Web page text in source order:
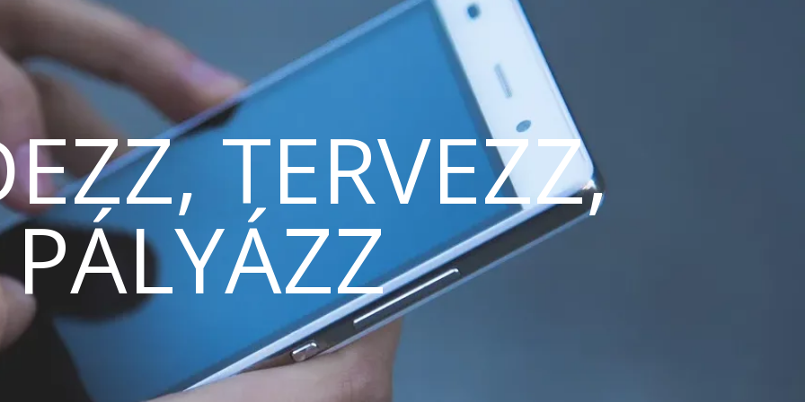
TERVEZZ,
PÁLYÁZZ